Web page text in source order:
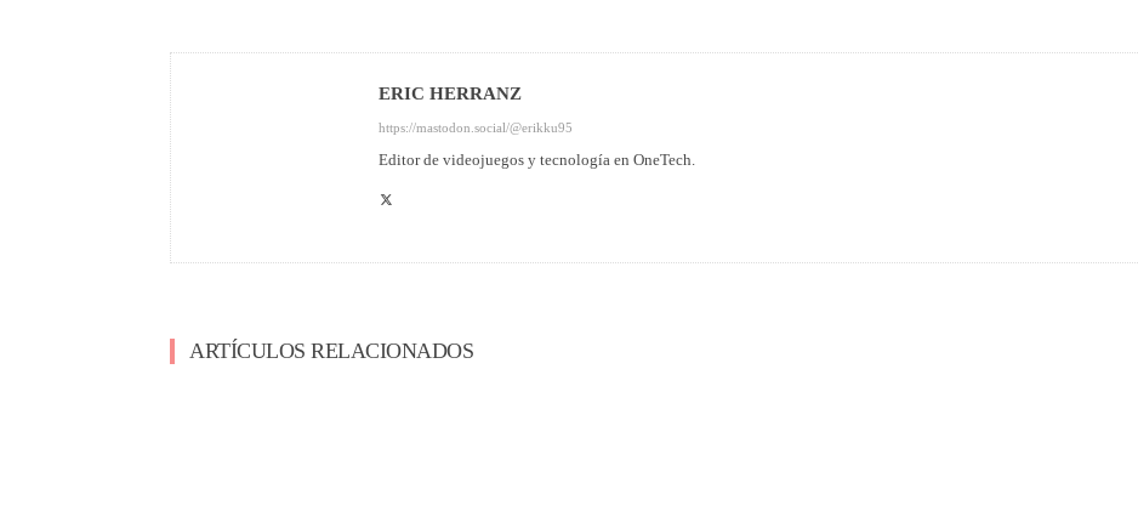
ERIC HERRANZ
https://mastodon.social/@erikku95
Editor de videojuegos y tecnología en OneTech.
ARTÍCULOS RELACIONADOS